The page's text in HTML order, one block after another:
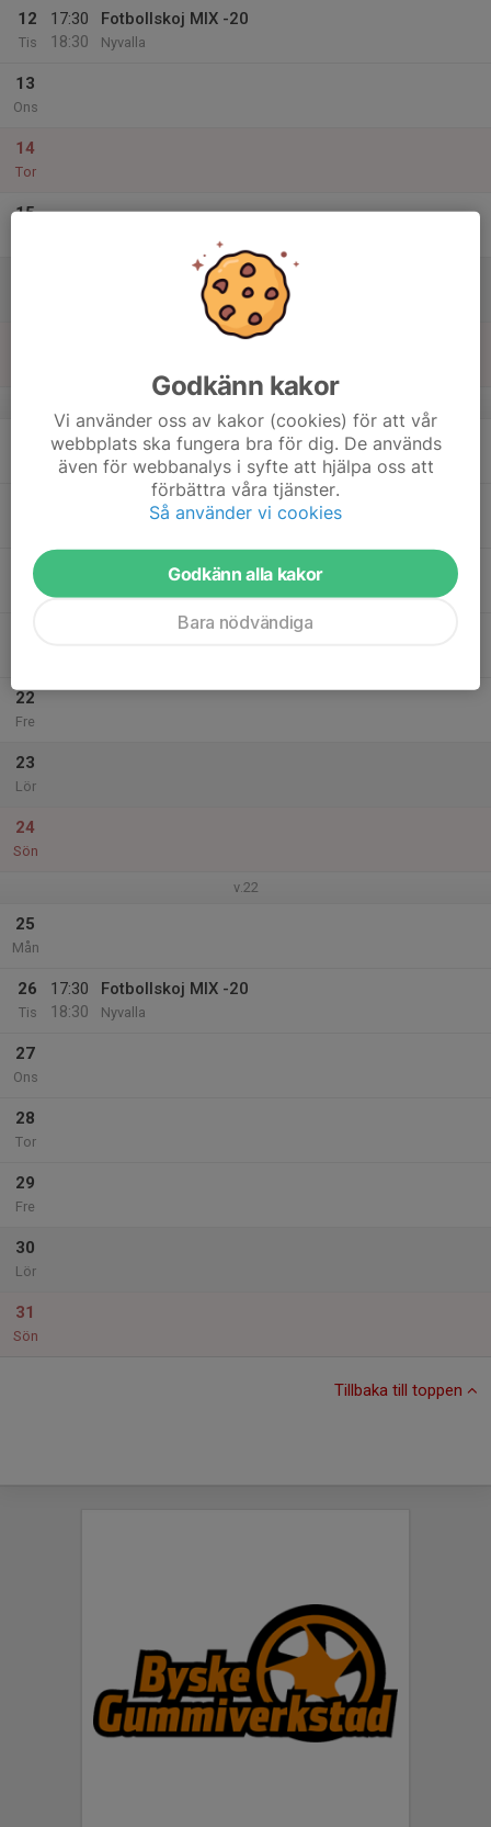
12
Tis
17:30
18:30
Fotbollskoj MIX -20
Nyvalla
13
Ons
14
Tor
15
Fotbollskoj MIX -20
20
Ons
22
Fre
23
Lör
24
Sön
v.22
25
Mån
26
Tis
17:30
18:30
Fotbollskoj MIX -20
Nyvalla
27
Ons
28
Tor
29
Fre
30
Lör
31
Sön
Tillbaka till toppen
Godkänn kakor
Vi använder oss av kakor (cookies) för att vår
webbplats ska fungera bra för dig. De används
även för webbanalys i syfte att hjälpa oss att
förbättra våra tjänster.
Så använder vi cookies
Godkänn alla kakor
Bara nödvändiga